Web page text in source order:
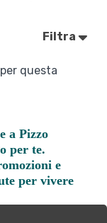
Filtra
questa
a Pizzo
per te.
e
per vivere